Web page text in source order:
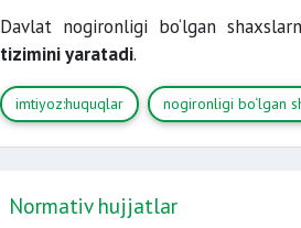
Davlat nogironligi bo‘lgan
tizimini yaratadi.
imtiyoz:huquqlar nogironligi bo‘lgan
Normativ hujjatlar